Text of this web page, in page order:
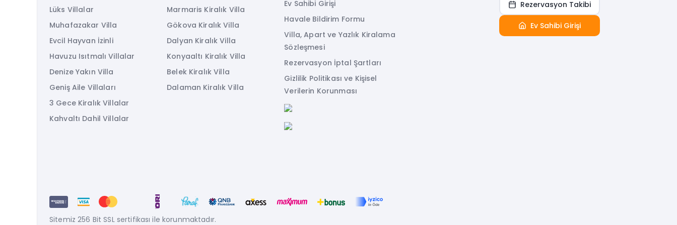
Lüks Villalar
Muhafazakar Villa
Evcil Hayvan İzinli
Havuzu Isıtmalı Villalar
Denize Yakın Villa
Geniş Aile Villaları
3 Gece Kiralık Villalar
Kahvaltı Dahil Villalar
Marmaris Kiralık Villa
Gökova Kiralık Villa
Dalyan Kiralık Villa
Konyaaltı Kiralık Villa
Belek Kiralık Villa
Dalaman Kiralık Villa
Ev Sahibi Girişi
Havale Bildirim Formu
Villa, Apart ve Yazlık Kiralama
Sözleşmesi
Rezervasyon İptal Şartları
Gizlilik Politikası ve Kişisel
Verilerin Korunması
Rezervasyon Takibi
Ev Sahibi Girişi
Sitemiz 256 Bit SSL sertifikası ile korunmaktadır.